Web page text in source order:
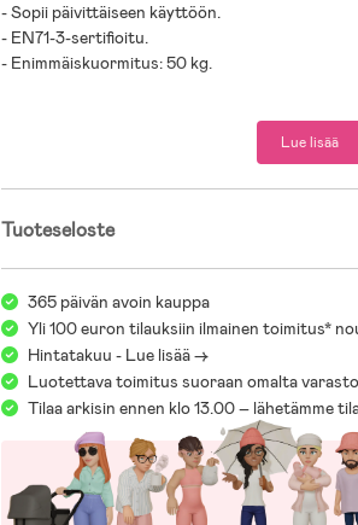
- Sopii päivittäiseen käyttöön.
- EN71-3-sertifioitu.
- Enimmäiskuormitus: 50 kg.
Lue lisää
Tuoteseloste
365 päivän avoin kauppa
Yli 100 euron tilauksiin ilmainen toimitus*
Hintatakuu - Lue lisää ->
Luotettava toimitus suoraan omalta
Tilaa arkisin ennen klo 13.00 – lähetämme